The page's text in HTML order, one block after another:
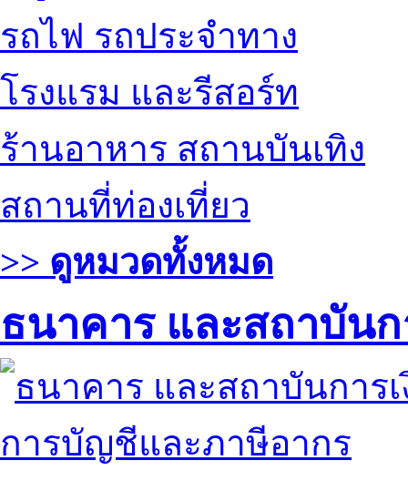
รถไฟ รถประจำทาง
โรงแรม และรีสอร์ท
ร้านอาหาร สถานบันเทิง
สถานที่ท่องเที่ยว
>> ดูหมวดทั้งหมด
ธนาคาร และสถาบันก
การบัญชีและภาษีอากร